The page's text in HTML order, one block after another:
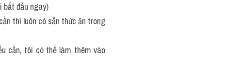
bắt đầu ngay)
thì luôn có sẵn thức ăn trong
cần, tôi có thể làm thêm vào